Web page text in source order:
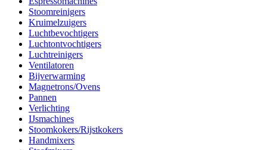
Stoomreinigers
Kruimelzuigers
Luchtbevochtigers
Luchtontvochtigers
Luchtreinigers
Ventilatoren
Bijverwarming
Magnetrons/Ovens
Pannen
Verlichting
IJsmachines
Stoomkokers/Rijstkokers
Handmixers